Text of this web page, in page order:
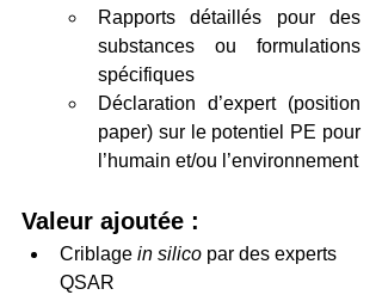
Rapports détaillés pour des
substances ou formulations
spécifiques
Déclaration d’expert (position
paper) sur le potentiel PE pour
l’humain et/ou l’environnement
Valeur ajoutée :
Criblage in silico par des experts
QSAR